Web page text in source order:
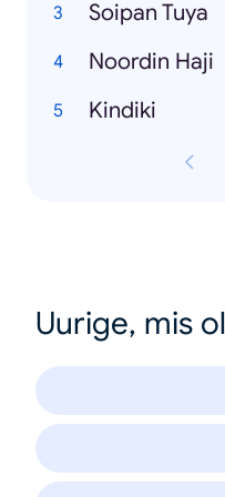
Soipan Tuya
Noordin Haji
Kindiki
Uurige, mis